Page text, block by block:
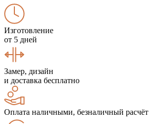
Изготовление
от 5 дней
Замер, дизайн
и доставка бесплатно
Оплата наличными, безналичный расчёт